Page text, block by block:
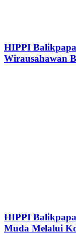
HIPPI
Wirausahawan
HIPPI
Muda Melalui